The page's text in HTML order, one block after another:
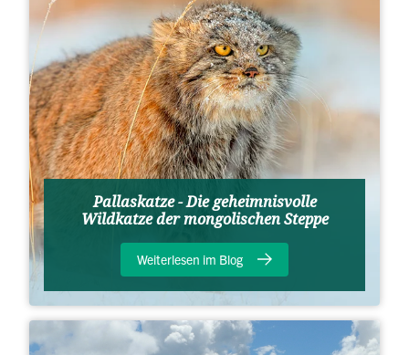
Pallaskatze - Die geheimnisvolle
Wildkatze der mongolischen Steppe
Weiterlesen im Blog